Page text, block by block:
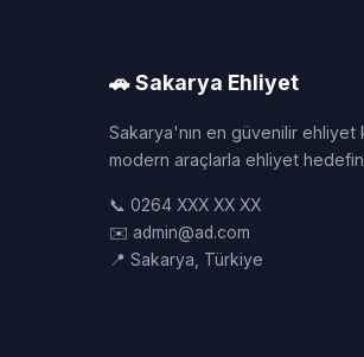
🚗 Sakarya Ehliyet
Sakarya'nın en güvenilir ehliyet
modern araçlarla ehliyet
📞 0264 XXX XX XX
✉️ admin@ad.com
📍 Sakarya, Türkiye